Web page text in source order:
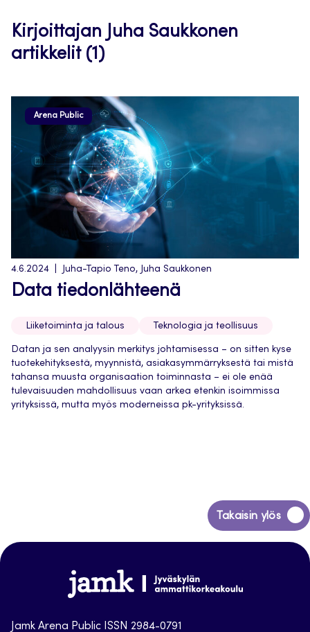
Kirjoittajan Juha Saukkonen
artikkelit (1)
Arena Public
4.6.2024 Juha-Tapio Teno, Juha Saukkonen
Data tiedonlähteenä
Liiketoiminta ja talous Teknologia ja teollisuus
Datan ja sen analyysin merkitys johtamisessa – on sitten kyse
tuotekehityksestä, myynnistä, asiakasymmärryksestä tai mistä
tahansa muusta organisaation toiminnasta – ei ole enää
tulevaisuuden mahdollisuus vaan arkea etenkin isoimmissa
yrityksissä, mutta myös moderneissa pk-yrityksissä.
Takaisin ylös
Siirry
takaisin
Jamk
Arena
Jamk Arena Public ISSN 2984-0791